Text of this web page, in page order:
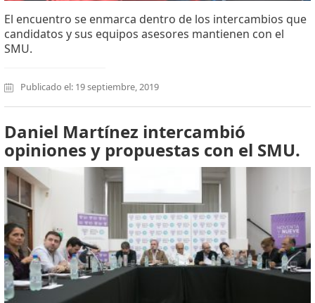
El encuentro se enmarca dentro de los intercambios que
candidatos y sus equipos asesores mantienen con el
SMU.
Publicado el: 19 septiembre, 2019
Daniel Martínez intercambió
opiniones y propuestas con el SMU.